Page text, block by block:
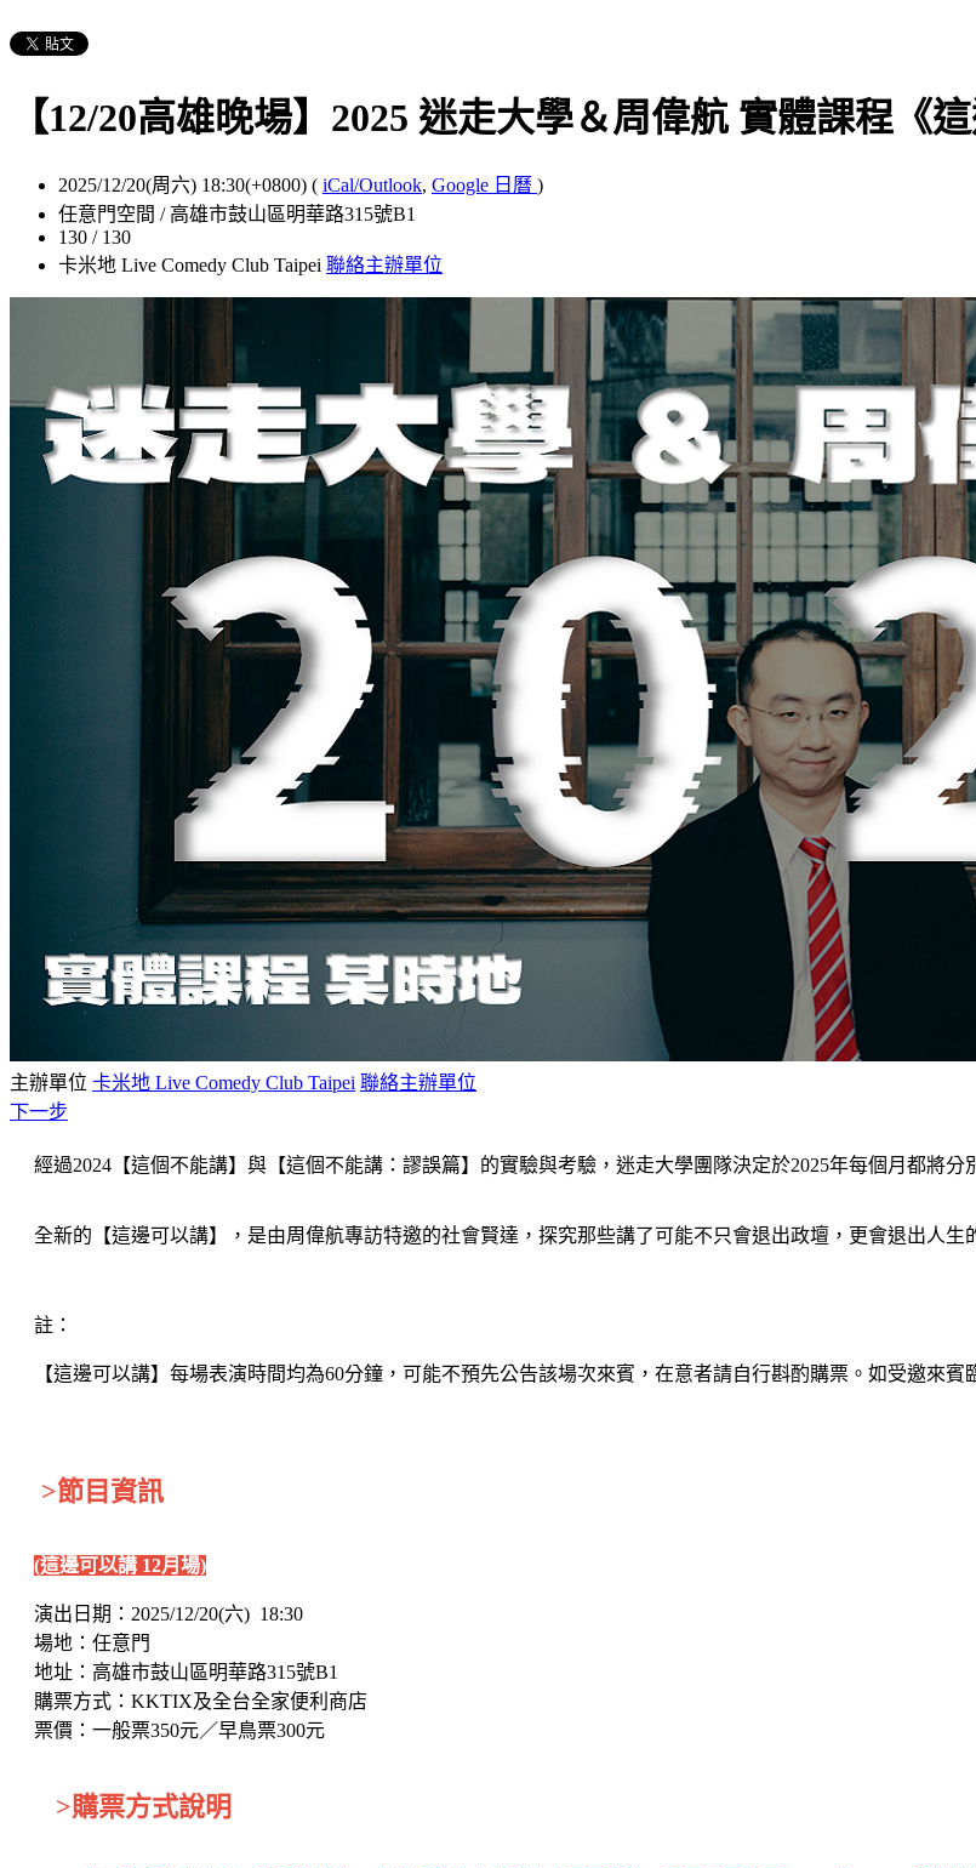
【12/20高雄晚場】2025 迷走大學＆周偉航 實體課程《
2025/12/20(周六) 18:30(+0800) ( iCal/Outlook, Google 日曆 )
任意門空間 / 高雄市鼓山區明華路315號B1
130 / 130
卡米地 Live Comedy Club Taipei 聯絡主辦單位
主辦單位 卡米地 Live Comedy Club Taipei 聯絡主辦單位
下一步
經過2024【這個不能講】與【這個不能講：謬誤篇】的實驗與考驗，迷走大學團隊決定於2025年每個月都將
全新的【這邊可以講】，是由周偉航專訪特邀的社會賢達，探究那些講了可能不只會退出政壇，更會退出人生
註：
【這邊可以講】每場表演時間均為60分鐘，可能不預先公告該場次來賓，在意者請自行斟酌購票。如受邀來
>節目資訊
(這邊可以講 12月場)
演出日期：2025/12/20(六) 18:30
場地：任意門
地址：高雄市鼓山區明華路315號B1
購票方式：KKTIX及全台全家便利商店
票價：一般票350元／早鳥票300元
>購票方式說明